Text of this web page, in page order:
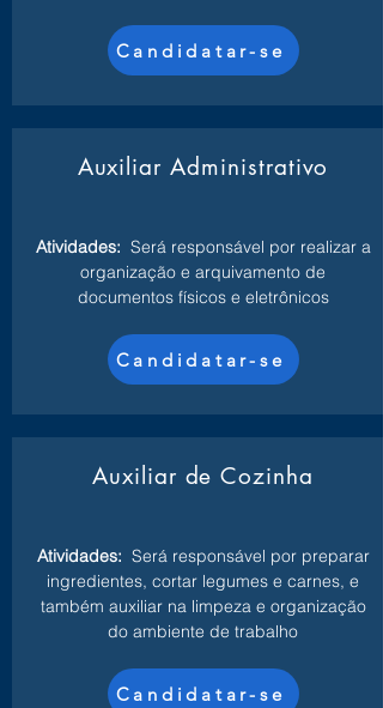
Candidatar-se
Auxiliar Administrativo
Atividades: Será responsável por realizar a
organização e arquivamento de
documentos físicos e eletrônicos
Candidatar-se
Auxiliar de Cozinha
Atividades: Será responsável por preparar
ingredientes, cortar legumes e carnes, e
também auxiliar na limpeza e organização
do ambiente de trabalho
Candidatar-se